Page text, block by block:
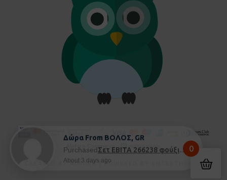
CREATED BY AIMARK | POWERED BY ENTERTHEWEB
Δώρα From ΒΟΛΟΣ, GR
Purchased
Σετ EBITA 266238 φούξια - 5 ετών
About 3 days ago
0